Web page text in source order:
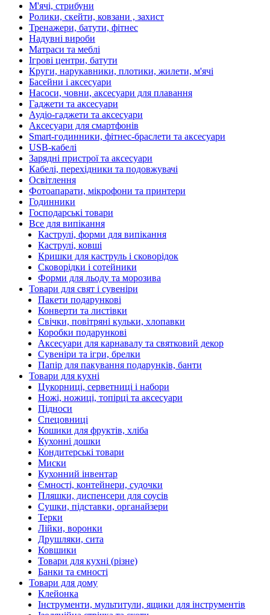
М'ячі, стрибуни
Ролики, скейти, ковзани , захист
Тренажери, батути, фітнес
Надувні вироби
Матраси та меблі
Ігрові центри, батути
Круги, нарукавники, плотики, жилети, м'ячі
Басейни і аксесуари
Насоси, човни, аксесуари для плавання
Гаджети та аксесуари
Аудіо-гаджети та аксесуари
Аксесуари для смартфонів
Smart-годинники, фітнес-браслети та аксесуари
USB-кабелі
Зарядні пристрої та аксесуари
Кабелі, перехідники та подовжувачі
Освітлення
Фотоапарати, мікрофони та принтери
Годинники
Господарські товари
Все для випікання
Каструлі, форми для випікання
Каструлі, ковші
Кришки для каструль і сковорідок
Сковорідки і сотейники
Форми для льоду та морозива
Товари для свят і сувеніри
Пакети подарункові
Конверти та листівки
Свічки, повітряні кульки, хлопавки
Коробки подарункові
Аксесуари для карнавалу та святковий декор
Сувеніри та ігри, брелки
Папір для пакування подарунків, банти
Товари для кухні
Цукорниці, серветниці і набори
Ножі, ножиці, топірці та аксесуари
Підноси
Спецовниці
Кошики для фруктів, хліба
Кухонні дошки
Кондитерські товари
Миски
Кухонний інвентар
Ємності, контейнери, судочки
Пляшки, диспенсери для соусів
Сушки, підставки, органайзери
Терки
Лійки, воронки
Друшляки, сита
Ковшики
Товари для кухні (різне)
Банки та ємності
Товари для дому
Клейонка
Інструменти, мультитули, ящики для інструментів